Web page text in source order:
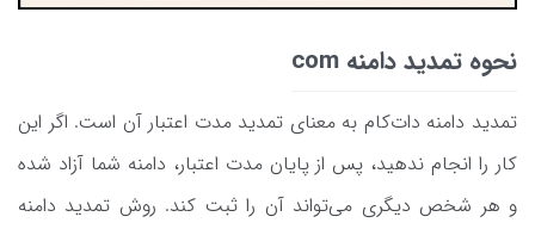
نحوه تمدید دامنه com
تمدید دامنه دات‌کام به معنای تمدید مدت اعتبار آن است. اگر این
کار را انجام ندهید، پس از پایان مدت اعتبار، دامنه شما آزاد شده
و هر شخص دیگری می‌تواند آن را ثبت کند. روش تمدید دامنه